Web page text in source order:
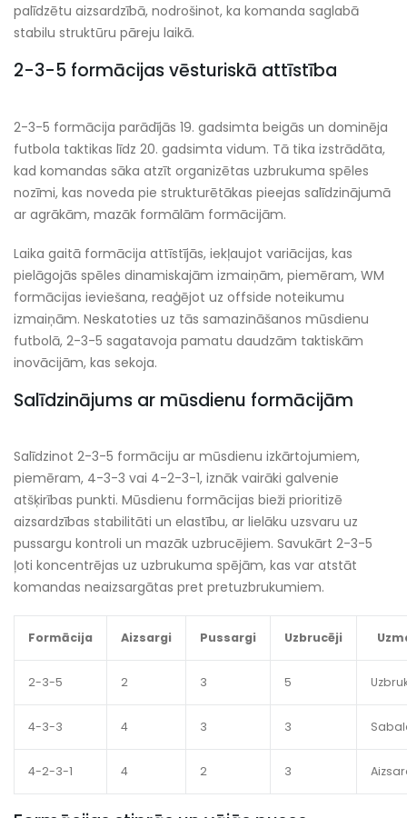
palīdzētu aizsardzībā, nodrošinot, ka komanda saglabā
stabilu struktūru pāreju laikā.
2-3-5 formācijas vēsturiskā attīstība
2-3-5 formācija parādījās 19. gadsimta beigās un dominēja
futbola taktikas līdz 20. gadsimta vidum. Tā tika izstrādāta,
kad komandas sāka atzīt organizētas uzbrukuma spēles
nozīmi, kas noveda pie strukturētākas pieejas salīdzinājumā
ar agrākām, mazāk formālām formācijām.
Laika gaitā formācija attīstījās, iekļaujot variācijas, kas
pielāgojās spēles dinamiskajām izmaiņām, piemēram, WM
formācijas ieviešana, reaģējot uz offside noteikumu
izmaiņām. Neskatoties uz tās samazināšanos mūsdienu
futbolā, 2-3-5 sagatavoja pamatu daudzām taktiskām
inovācijām, kas sekoja.
Salīdzinājums ar mūsdienu formācijām
Salīdzinot 2-3-5 formāciju ar mūsdienu izkārtojumiem,
piemēram, 4-3-3 vai 4-2-3-1, iznāk vairāki galvenie
atšķirības punkti. Mūsdienu formācijas bieži prioritizē
aizsardzības stabilitāti un elastību, ar lielāku uzsvaru uz
pussargu kontroli un mazāk uzbrucējiem. Savukārt 2-3-5
ļoti koncentrējas uz uzbrukuma spējām, kas var atstāt
komandas neaizsargātas pret pretuzbrukumiem.
Formācija Aizsargi Pussargi Uzbrucēji
2-3-5 2 3 5
4-3-3 4 3 3
4-2-3-1 4 2 3